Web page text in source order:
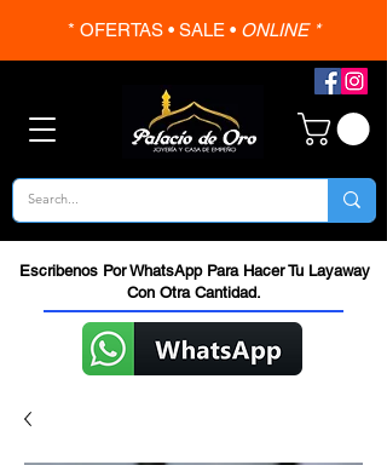
* OFERTAS • SALE •ONLINE *
Escribenos Por WhatsApp Para Hacer Tu Layaway
Con Otra Cantidad.